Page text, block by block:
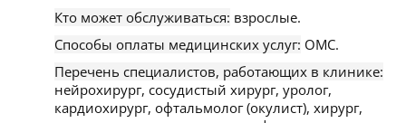
Кто может обслуживаться: взрослые.
Способы оплаты медицинских услуг: ОМС.
Перечень специалистов, работающих в клинике:
нейрохирург, сосудистый хирург, уролог,
кардиохирург, офтальмолог (окулист), хирург,